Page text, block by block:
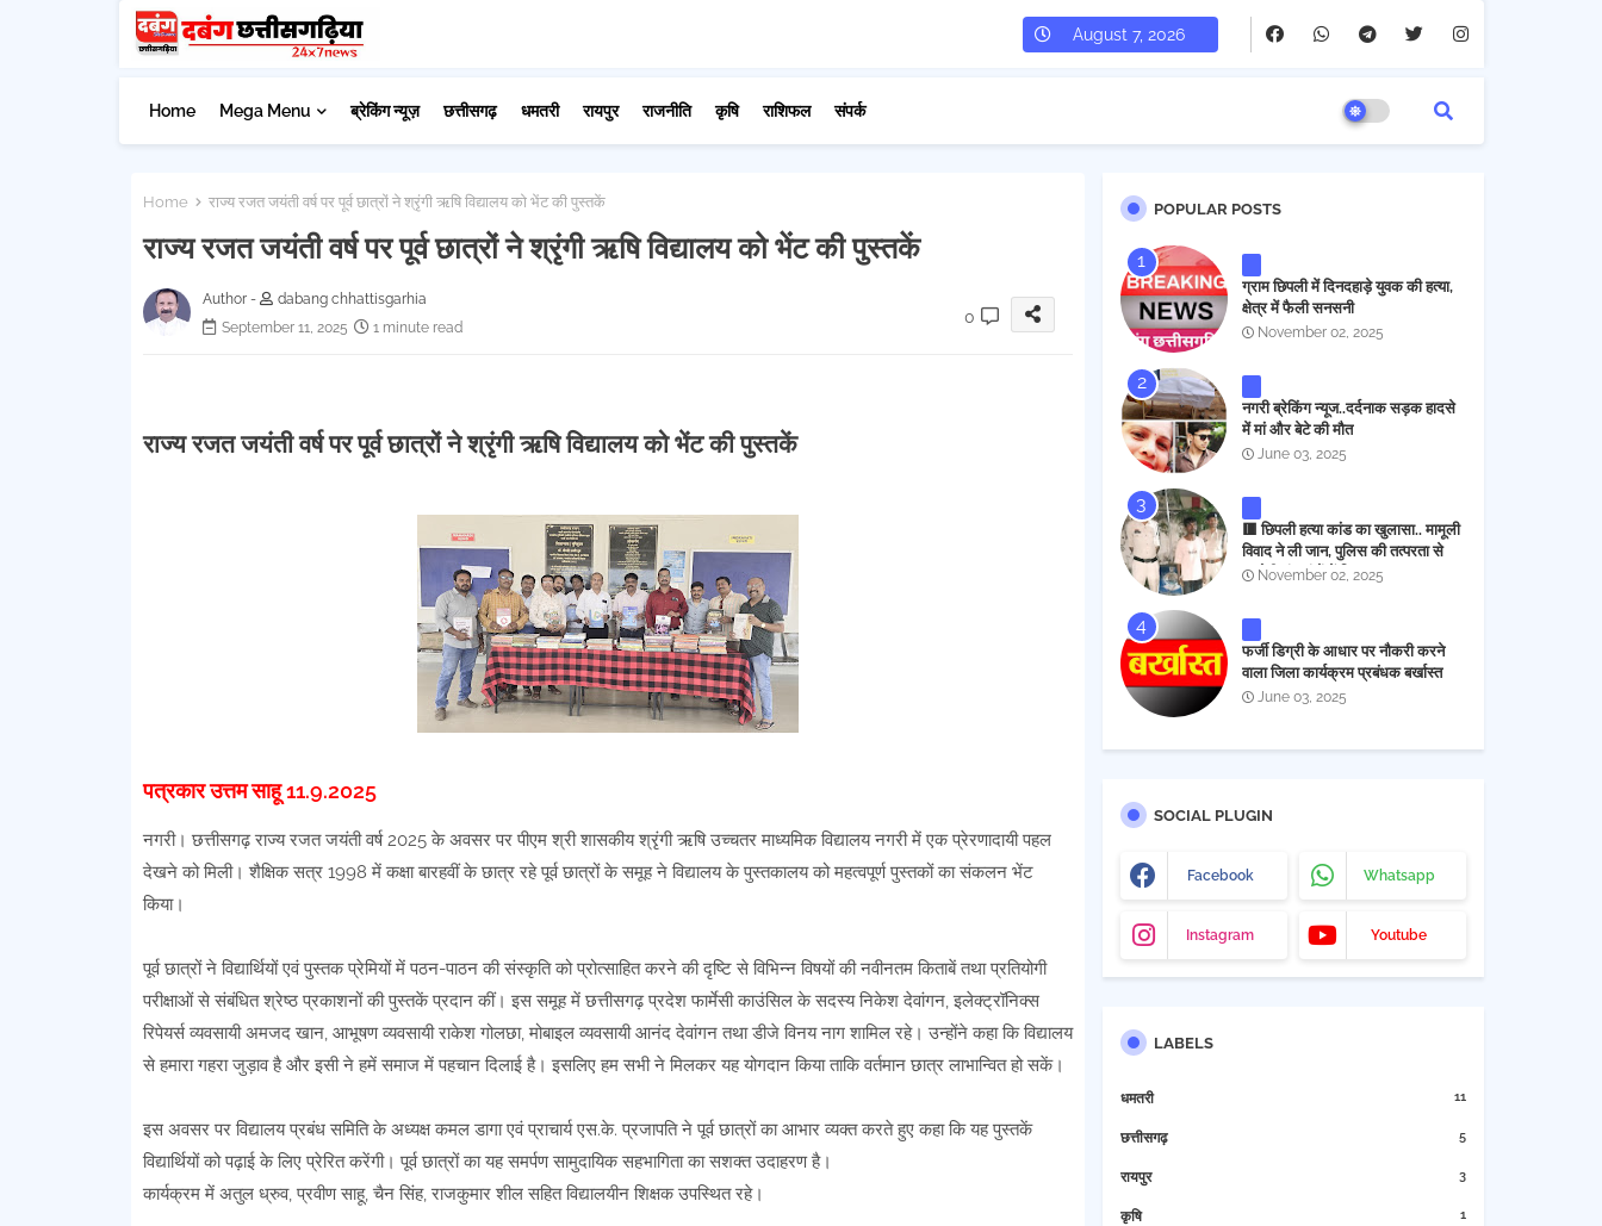
August 7, 2026
Home Mega Menu ब्रेकिंग न्यूज़ छत्तीसगढ़ धमतरी रायपुर राजनीति कृषि राशिफल संपर्क
Home राज्य रजत जयंती वर्ष पर पूर्व छात्रों ने श्रृंगी ऋषि विद्यालय को भेंट की पुस्तकें
राज्य रजत जयंती वर्ष पर पूर्व छात्रों ने श्रृंगी ऋषि विद्यालय को भेंट की पुस्तकें
Author -
dabang chhattisgarhia
September 11, 2025
1 minute read
0
राज्य रजत जयंती वर्ष पर पूर्व छात्रों ने श्रृंगी ऋषि विद्यालय को भेंट की पुस्तकें
पत्रकार उत्तम साहू 11.9.2025
नगरी। छत्तीसगढ़ राज्य रजत जयंती वर्ष 2025 के अवसर पर पीएम श्री शासकीय श्रृंगी ऋषि उच्चतर माध्यमिक विद्यालय नगरी में एक प्रेरणादायी पहल
देखने को मिली। शैक्षिक सत्र 1998 में कक्षा बारहवीं के छात्र रहे पूर्व छात्रों के समूह ने विद्यालय के पुस्तकालय को महत्वपूर्ण पुस्तकों का संकलन भेंट
किया।
पूर्व छात्रों ने विद्यार्थियों एवं पुस्तक प्रेमियों में पठन-पाठन की संस्कृति को प्रोत्साहित करने की दृष्टि से विभिन्न विषयों की नवीनतम किताबें तथा प्रतियोगी
परीक्षाओं से संबंधित श्रेष्ठ प्रकाशनों की पुस्तकें प्रदान कीं। इस समूह में छत्तीसगढ़ प्रदेश फार्मेसी काउंसिल के सदस्य निकेश देवांगन, इलेक्ट्रॉनिक्स
रिपेयर्स व्यवसायी अमजद खान, आभूषण व्यवसायी राकेश गोलछा, मोबाइल व्यवसायी आनंद देवांगन तथा डीजे विनय नाग शामिल रहे। उन्होंने कहा कि विद्यालय
से हमारा गहरा जुड़ाव है और इसी ने हमें समाज में पहचान दिलाई है। इसलिए हम सभी ने मिलकर यह योगदान किया ताकि वर्तमान छात्र लाभान्वित हो सकें।
इस अवसर पर विद्यालय प्रबंध समिति के अध्यक्ष कमल डागा एवं प्राचार्य एस.के. प्रजापति ने पूर्व छात्रों का आभार व्यक्त करते हुए कहा कि यह पुस्तकें
विद्यार्थियों को पढ़ाई के लिए प्रेरित करेंगी। पूर्व छात्रों का यह समर्पण सामुदायिक सहभागिता का सशक्त उदाहरण है।
कार्यक्रम में अतुल ध्रुव, प्रवीण साहू, चैन सिंह, राजकुमार शील सहित विद्यालयीन शिक्षक उपस्थित रहे।
POPULAR POSTS
ग्राम छिपली में दिनदहाड़े युवक की हत्या,
क्षेत्र में फैली सनसनी
November 02, 2025
नगरी ब्रेकिंग न्यूज..दर्दनाक सड़क हादसे
में मां और बेटे की मौत
June 03, 2025
🟥 छिपली हत्या कांड का खुलासा.. मामूली
विवाद ने ली जान, पुलिस की तत्परता से
आरोपी चंद घंटों में गिरफ्तार
November 02, 2025
फर्जी डिग्री के आधार पर नौकरी करने
वाला जिला कार्यक्रम प्रबंधक बर्खास्त
June 03, 2025
SOCIAL PLUGIN
Facebook Whatsapp
Instagram Youtube
LABELS
धमतरी 11
छत्तीसगढ़ 5
रायपुर 3
कृषि 1